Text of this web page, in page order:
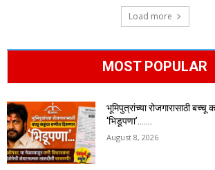
Load more
MOST POPULAR
भूमिपुत्रांच्या रोजगारासाठी
‘भिडूपणा’…….
August 8, 2026